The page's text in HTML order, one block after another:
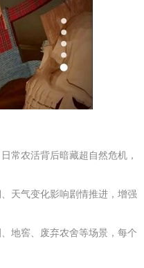
常农活背后暗藏超自然危机，
天气变化影响剧情推进，增强
地窖、废弃农舍等场景，每个